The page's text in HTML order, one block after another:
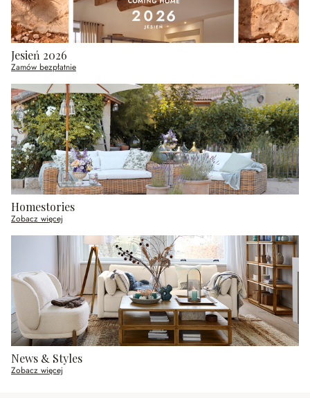
Jesień 2026
Zamów bezpłatnie
Homestories
Zobacz więcej
News & Styles
Zobacz więcej